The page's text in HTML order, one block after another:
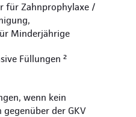
für Zahnprophylaxe /
Minderjährige
Füllungen ²
wenn kein
gegenüber der GKV